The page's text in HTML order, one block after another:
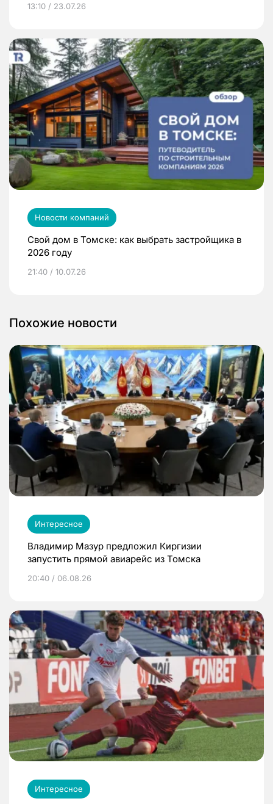
13:10 / 23.07.26
Новости компаний
Свой дом в Томске: как выбрать застройщика в
2026 году
21:40 / 10.07.26
Похожие новости
Интересное
Владимир Мазур предложил Киргизии
запустить прямой авиарейс из Томска
20:40 / 06.08.26
Интересное